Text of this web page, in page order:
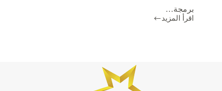
برمجة…
اقرأ المزيد
برمجة